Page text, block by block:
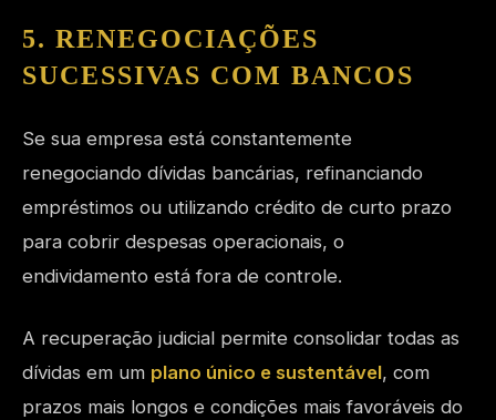
5. RENEGOCIAÇÕES
SUCESSIVAS COM BANCOS
Se sua empresa está constantemente
renegociando dívidas bancárias, refinanciando
empréstimos ou utilizando crédito de curto prazo
para cobrir despesas operacionais, o
endividamento está fora de controle.
A recuperação judicial permite consolidar todas as
dívidas em um plano único e sustentável, com
prazos mais longos e condições mais favoráveis do